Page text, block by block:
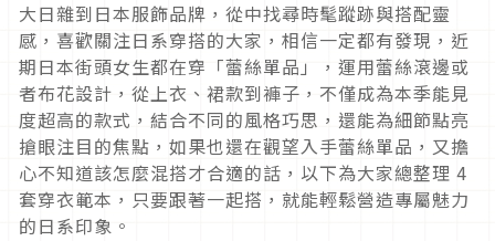
大日雜到日本服飾品牌，從中找尋時髦蹤跡與搭配靈
感，喜歡關注日系穿搭的大家，相信一定都有發現，近
期日本街頭女生都在穿「蕾絲單品」，運用蕾絲滾邊或
者布花設計，從上衣、裙款到褲子，不僅成為本季能見
度超高的款式，結合不同的風格巧思，還能為細節點亮
搶眼注目的焦點，如果也還在觀望入手蕾絲單品，又擔
心不知道該怎麼混搭才合適的話，以下為大家總整理 4
套穿衣範本，只要跟著一起搭，就能輕鬆營造專屬魅力
的日系印象。